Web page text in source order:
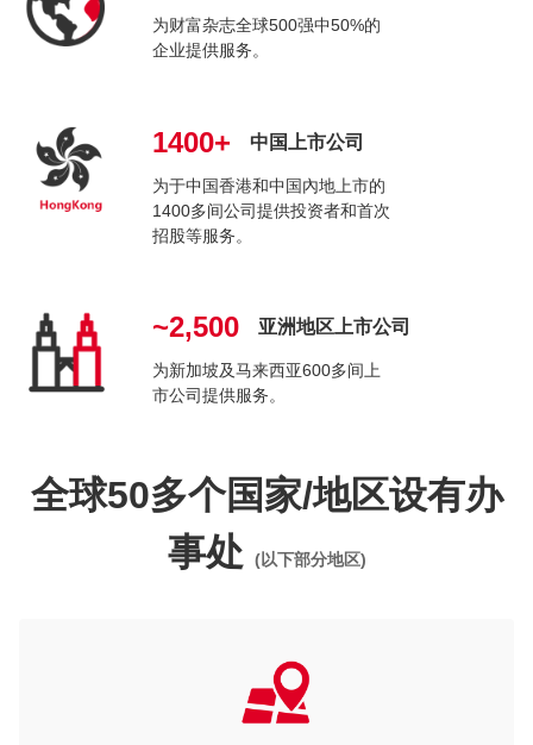
为财富杂志全球500强中50%的
企业提供服务。
1400+ 中国上市公司
为于中国香港和中国內地上市的
1400多间公司提供投资者和首次
招股等服务。
~2,500 亚洲地区上市公司
为新加坡及马来西亚600多间上
市公司提供服务。
全球50多个国家/地区设有办
事处 (以下部分地区)